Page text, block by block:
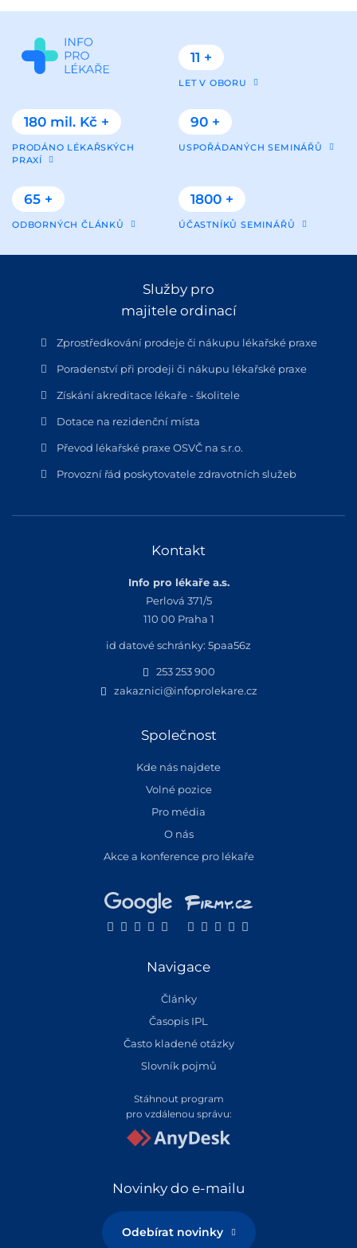
11 +
LET V OBORU
180 mil. Kč +
PRODÁNO LÉKAŘSKÝCH
PRAXÍ
90 +
USPOŘÁDANÝCH SEMINÁŘŮ
65 +
ODBORNÝCH ČLÁNKŮ
1800 +
ÚČASTNÍKŮ SEMINÁŘŮ
Služby pro
majitele ordinací
Zprostředkování prodeje či nákupu lékařské praxe
Poradenství při prodeji či nákupu lékařské praxe
Získání akreditace lékaře - školitele
Dotace na rezidenční místa
Převod lékařské praxe OSVČ na s.r.o.
Provozní řád poskytovatele zdravotních služeb
Kontakt
Info pro lékaře a.s.
Perlová 371/5
110 00 Praha 1
id datové schránky: 5paa56z
253 253 900
zakaznici@infoprolekare.cz
Společnost
Kde nás najdete
Volné pozice
Pro média
O nás
Akce a konference pro lékaře
Navigace
Články
Časopis IPL
Často kladené otázky
Slovník pojmů
Stáhnout program
pro vzdálenou správu:
Novinky do e-mailu
Odebírat novinky